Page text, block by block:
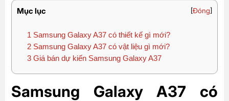
Mục lục [Đóng]
1 Samsung Galaxy A37 có thiết kế gì mới?
2 Samsung Galaxy A37 có vật liệu gì mới?
3 Giá bán dự kiến Samsung Galaxy A37
Samsung Galaxy A37 có